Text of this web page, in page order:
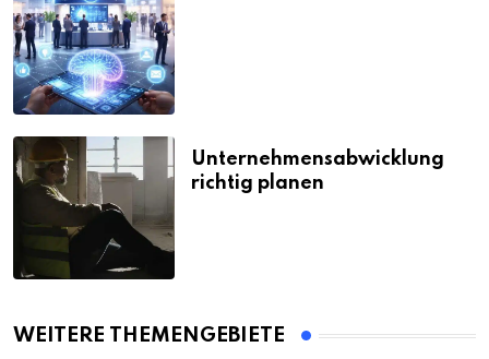
Unternehmensabwicklung
richtig planen
WEITERE THEMENGEBIETE